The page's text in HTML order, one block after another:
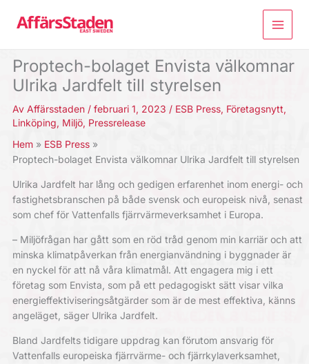
Proptech-bolaget Envista välkomnar
Ulrika Jardfelt till styrelsen
Av Affärsstaden / februari 1, 2023 / ESB Press, Företagsnytt,
Linköping, Miljö, Pressrelease
Hem
ESB Press
Proptech-bolaget Envista välkomnar Ulrika Jardfelt till styrelsen
Ulrika Jardfelt har lång och gedigen erfarenhet inom energi- och
fastighetsbranschen på både svensk och europeisk nivå, senast
som chef för Vattenfalls fjärrvärmeverksamhet i Europa.
– Miljöfrågan har gått som en röd tråd genom min karriär och att
minska klimatpåverkan från energianvändning i byggnader är
en nyckel för att nå våra klimatmål. Att engagera mig i ett
företag som Envista, som på ett pedagogiskt sätt visar vilka
energieffektiviseringsåtgärder som är de mest effektiva, känns
angeläget, säger Ulrika Jardfelt.
Bland Jardfelts tidigare uppdrag kan förutom ansvarig för
Vattenfalls europeiska fjärrvärme- och fjärrkylaverksamhet,